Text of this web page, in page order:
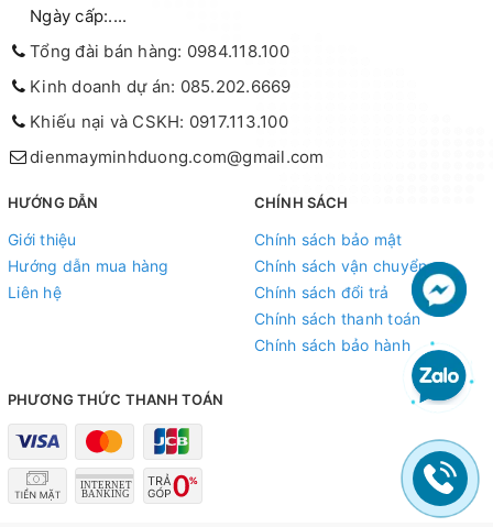
Ngày cấp:....
Tổng đài bán hàng: 0984.118.100
Kinh doanh dự án: 085.202.6669
Khiếu nại và CSKH: 0917.113.100
dienmayminhduong.com@gmail.com
HƯỚNG DẪN
Giới thiệu
Hướng dẫn mua hàng
Liên hệ
CHÍNH SÁCH
Chính sách bảo mật
Chính sách vận chuyển
Chính sách đổi trả
Chính sách thanh toán
Chính sách bảo hành
PHƯƠNG THỨC THANH TOÁN